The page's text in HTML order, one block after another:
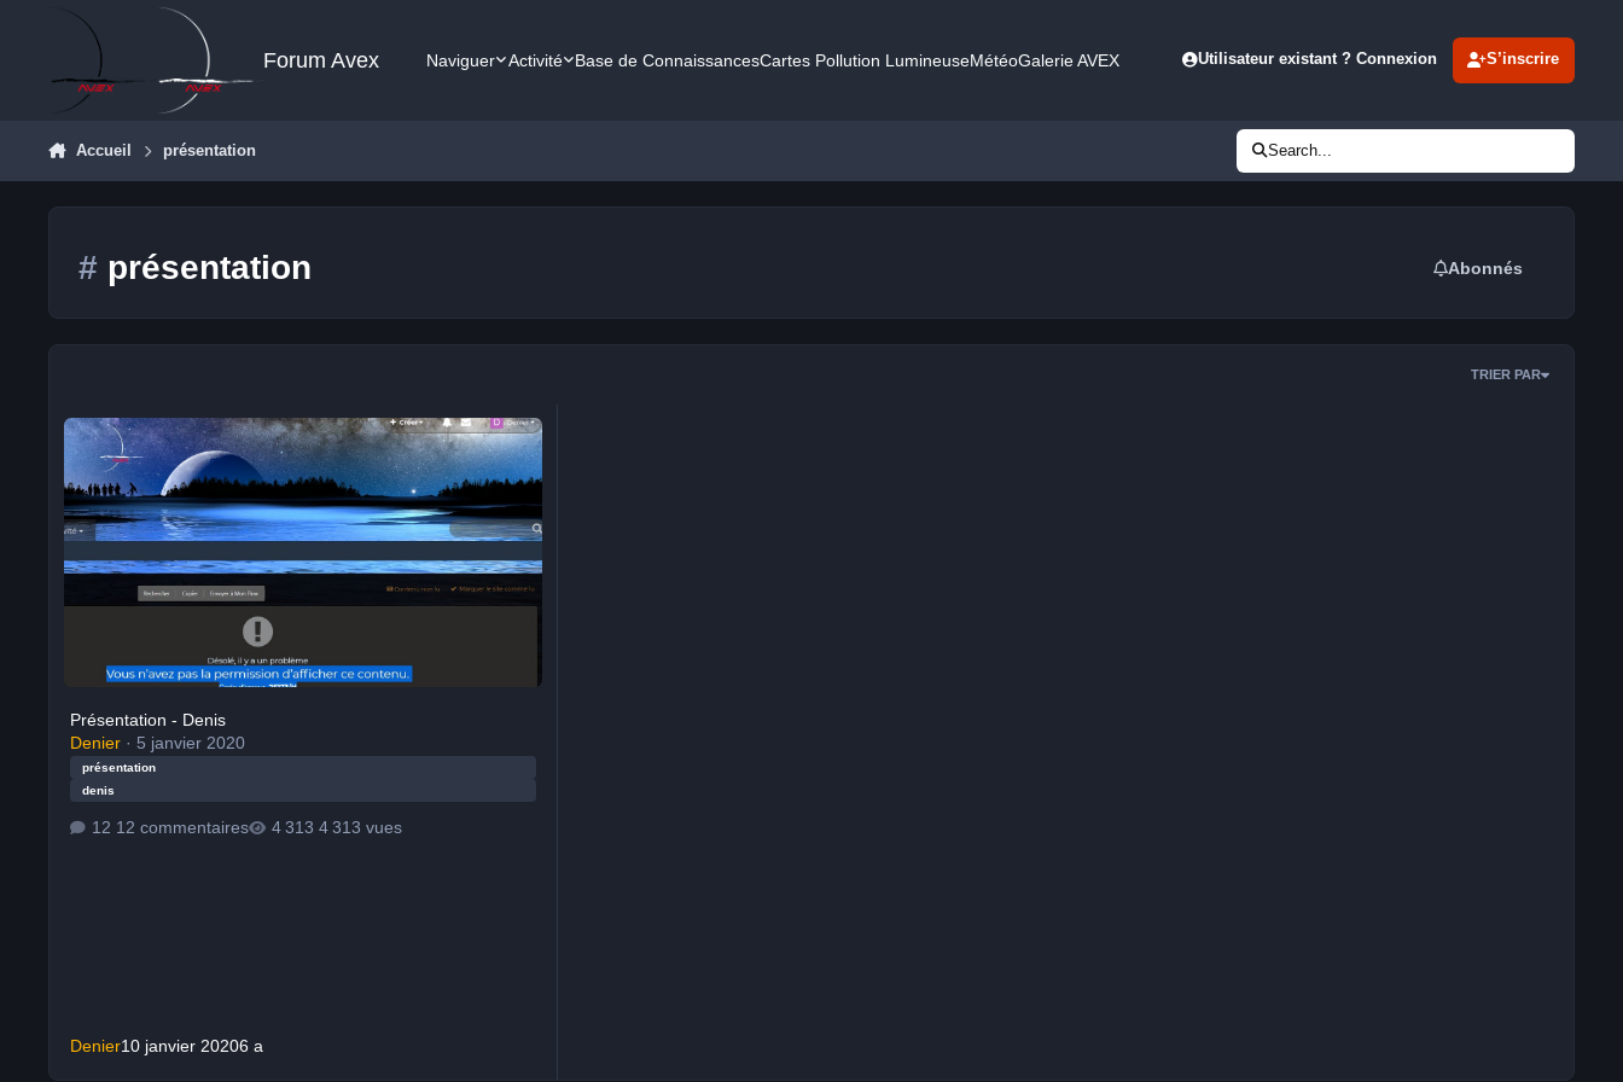
Aller au contenu
Forum Avex Naviguer Activité Base de ConnaissancesCartes Pollution LumineuseMétéoGalerie AVEX Utilisateur existant ? Connexion S’inscrire
Accueil présentation Search...
# présentation Abonnés
TRIER PAR
Présentation - Denis
Présentation - Denis
Denier· 5 janvier 2020
présentation
denis
12 commentaires 4 313 vues
Denier10 janvier 20206 a